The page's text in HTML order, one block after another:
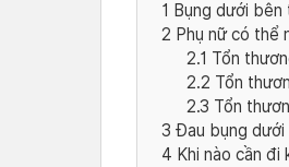
1 Bụng dưới bên
2 Phụ nữ có thể
2.1 Tổn
2.2 Tổn
2.3 Tổn
3 Đau bụng dưới
4 Khi nào cần đi